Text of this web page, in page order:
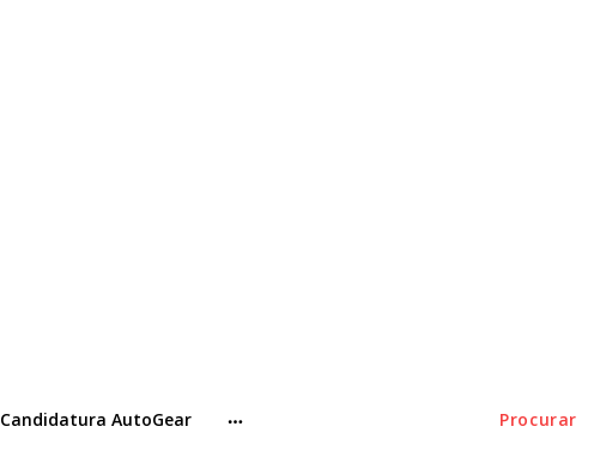
Procurar
Candidatura AutoGear